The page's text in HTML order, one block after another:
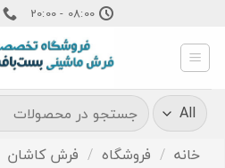
content
08:00 - 20:00
جستجو
برای:
خانه / فروشگاه / فرش کاشان